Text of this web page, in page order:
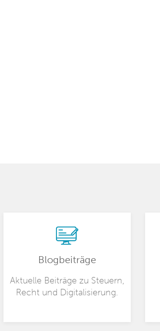
Blogbeiträge
Aktuelle Beiträge zu Steuern,
Recht und Digitalisierung.